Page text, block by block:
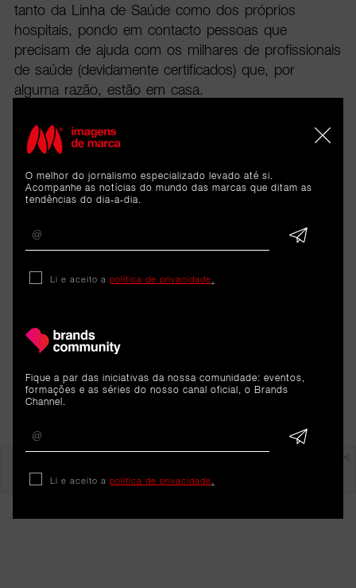
tanto da Linha de Saúde como dos próprios
hospitais, pondo em contacto pessoas que
precisam de ajuda com os milhares de profissionais
de saúde (devidamente certificados) que, por
alguma razão, estão em casa.
Estes são três dos projetos que se juntaram ao
tech4COVID19, um movimento criado por um
grupo de fundadores da comunidade tecnológica
portuguesa que pretende criar soluções
o desafio do COVID-19.
Em destaque
O melhor do jornalismo especializado levado até si.
Acompanhe as notícias do mundo das marcas que ditam as
tendências do dia-a-dia.
Li e aceito a política de privacidade
Fique a par das iniciativas da nossa comunidade: eventos,
formações e as séries do nosso canal oficial, o Brands
Channel.
Li e aceito a política de privacidade